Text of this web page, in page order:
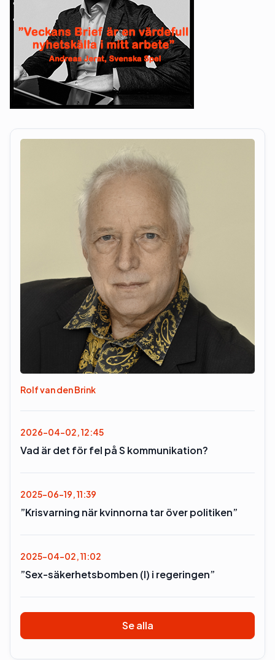
Rolf van den Brink
2026-04-02, 12:45
Vad är det för fel på S kommunikation?
2025-06-19, 11:39
”Krisvarning när kvinnorna tar över politiken”
2025-04-02, 11:02
”Sex-säkerhetsbomben (l) i regeringen”
Se alla